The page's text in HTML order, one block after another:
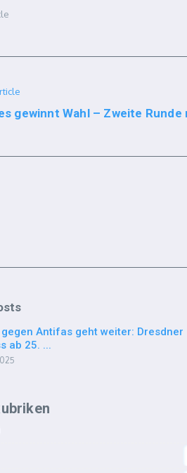
gewinnt Wahl – Zweite Runde
Antifas geht weiter: Dresdner
ab 25. ...